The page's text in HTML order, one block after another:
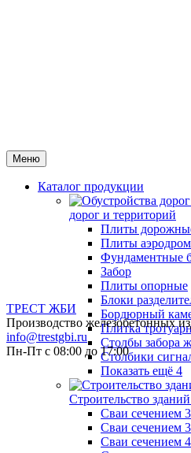
Меню
Каталог продукции
дорог и территорий
Плиты
Плиты
Фундаментные
Забор
Плиты опорные
Блоки
Бордюрный
Плитка
Столбы забора
Столбики
Показать ещё 4
Строительство
Сваи сечением
Сваи сечением
Сваи сечением
ТРЕСТ ЖБИ
Производство железобетонных
info@trestgbi.ru
Пн-Пт с 08:00 до 17:00